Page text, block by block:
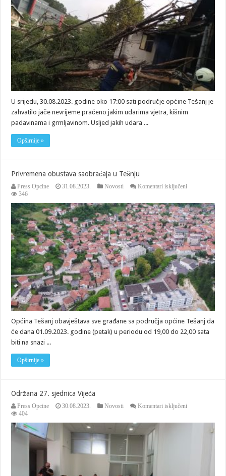
U srijedu, 30.08.2023. godine oko 17:00 sati područje općine Tešanj je
zahvatilo jače nevrijeme praćeno jakim udarima vjetra, kišnim
padavinama i grmljavinom. Usljed jakih udara ...
Opširnije »
Privremena obustava saobraćaja u Tešnju
Press Opcine 31.08.2023. Novosti Komentari isključeni
saobraćaja
u
Tešnju
346
Općina Tešanj obavještava sve građane sa područja općine Tešanj da
će dana 01.09.2023. godine (petak) u periodu od 19,00 do 22,00 sata
biti na snazi ...
Opširnije »
Održana 27. sjednica Vijeća
Press Opcine 30.08.2023. Novosti Komentari isključeni
404